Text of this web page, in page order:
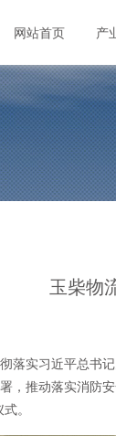
网站首页 产
玉柴物
落实习近平总书
，推动落实消防
。